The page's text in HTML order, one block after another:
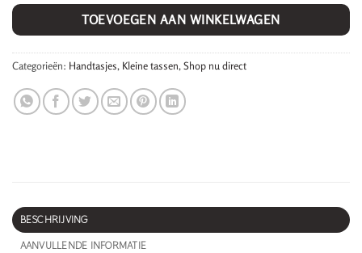
TOEVOEGEN AAN WINKELWAGEN
Categorieën: Handtasjes, Kleine tassen, Shop nu direct
BESCHRIJVING
AANVULLENDE INFORMATIE